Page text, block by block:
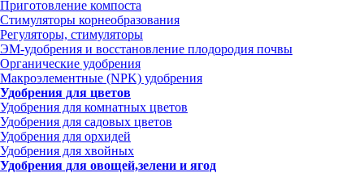
Приготовление компоста
Стимуляторы корнеобразования
Регуляторы, стимуляторы
ЭМ-удобрения и восстановление плодородия почвы
Органические удобрения
Макроэлементные (NPK) удобрения
Удобрения для цветов
Удобрения для комнатных цветов
Удобрения для садовых цветов
Удобрения для орхидей
Удобрения для хвойных
Удобрения для овощей,зелени и ягод